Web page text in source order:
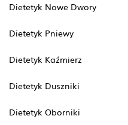
Dietetyk Nowe Dwory
Dietetyk Pniewy
Dietetyk Kaźmierz
Dietetyk Duszniki
Dietetyk Oborniki